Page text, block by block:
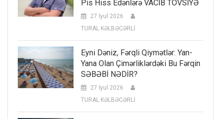
Pis Hiss Edənlərə VACİB TÖVSİYƏ
27 İyul 2026
TURAL KƏLBƏCƏRLİ
Eyni Dəniz, Fərqli Qiymətlər: Yan-
Yana Olan Çimərliklərdəki Bu Fərqin
SƏBƏBİ NƏDİR?
27 İyul 2026
TURAL KƏLBƏCƏRLİ